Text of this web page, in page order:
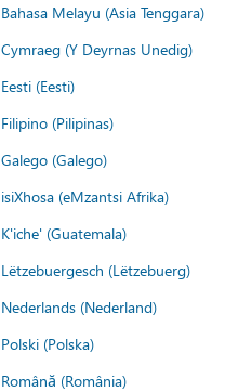
Bahasa Melayu (Asia Tenggara)
Cymraeg (Y Deyrnas Unedig)
Eesti (Eesti)
Filipino (Pilipinas)
Galego (Galego)
isiXhosa (eMzantsi Afrika)
K'iche' (Guatemala)
Lëtzebuergesch (Lëtzebuerg)
Nederlands (Nederland)
Polski (Polska)
Română (România)